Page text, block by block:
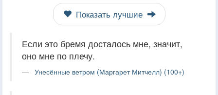
Показать лучшие
Если это бремя досталось мне, значит,
оно мне по плечу.
Унесённые ветром (Маргарет Митчелл) (100+)